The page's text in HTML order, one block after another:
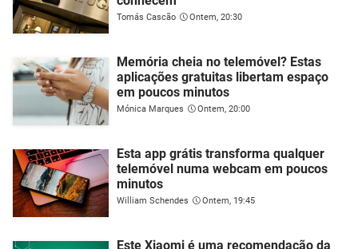
Tomás Cascão Ontem, 20:30
Memória cheia no telemóvel? Estas
aplicações gratuitas libertam espaço
em poucos minutos
Mónica Marques Ontem, 20:00
Esta app grátis transforma qualquer
telemóvel numa webcam em poucos
minutos
William Schendes Ontem, 19:45
Este Xiaomi é uma recomendação da